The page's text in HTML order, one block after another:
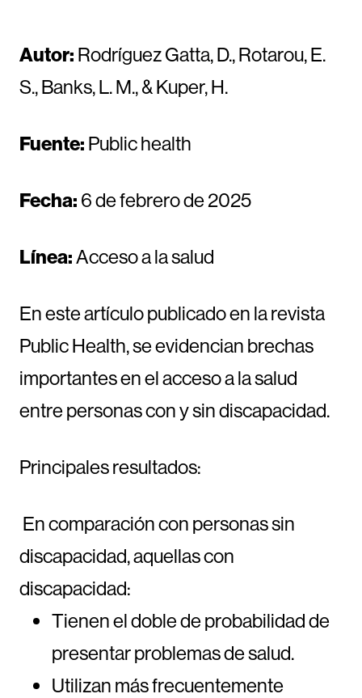
Autor: Rodríguez Gatta, D., Rotarou, E.
S., Banks, L. M., & Kuper, H.
Fuente: Public health
Fecha: 6 de febrero de 2025
Línea:Acceso a la salud
En este artículo publicado en la revista
Public Health, se evidencian brechas
importantes en el acceso a la salud
entre personas con y sin discapacidad.
Principales resultados:
En comparación con personas sin
discapacidad, aquellas con
discapacidad:
Tienen el doble de probabilidad de
presentar problemas de salud.
Utilizan más frecuentemente